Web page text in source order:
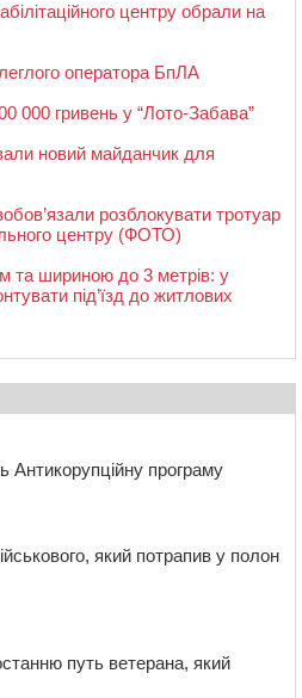
центру обрали на
оператора БпЛА
000 гривень у “Лото-Забава”
новий майданчик для
розблокувати тротуар
центру (ФОТО)
та шириною до 3 метрів: у
під’їзд до житлових
Антикорупційну програму
який потрапив у полон
путь ветерана, який